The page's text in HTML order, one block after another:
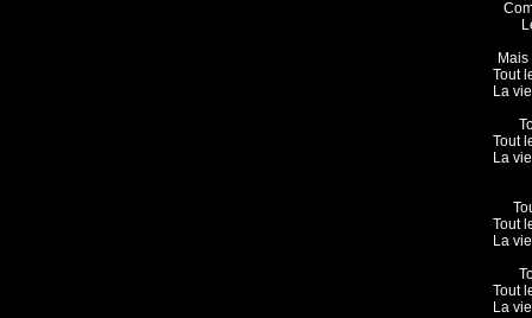
Tout
La
Tout
La
Tout
La
Tout
La